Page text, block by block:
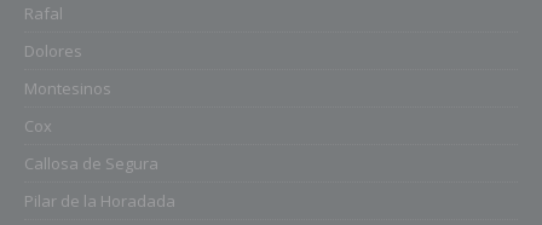
Rafal
Dolores
Montesinos
Cox
Callosa de Segura
Pilar de la Horadada